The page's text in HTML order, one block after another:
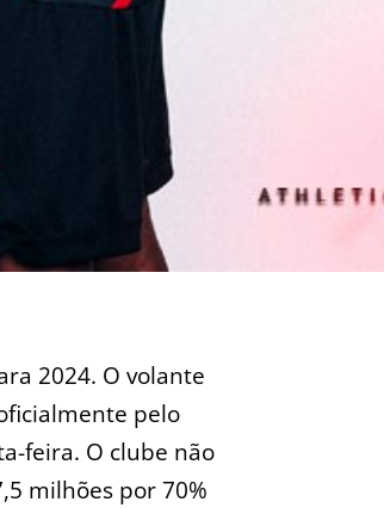
2024. O volante
pelo
feira. O clube não
milhões por 70%